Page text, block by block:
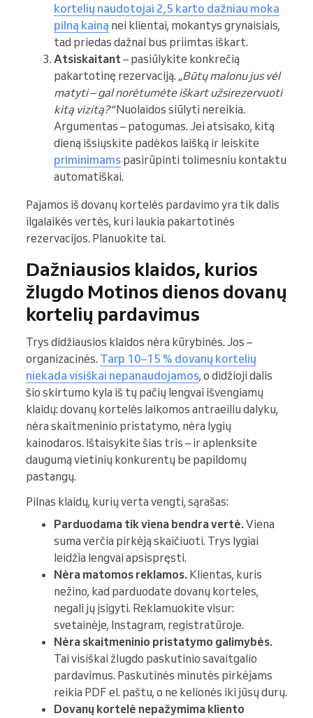
kortelių naudotojai 2,5 karto dažniau moka
pilną kainą nei klientai, mokantys grynaisiais,
tad priedas dažnai bus priimtas iškart.
Atsiskaitant– pasiūlykite konkrečią
pakartotinę rezervaciją. „Būtų malonu jus vėl
matyti – gal norėtumėte iškart užsirezervuoti
kitą vizitą?“Nuolaidos siūlyti nereikia.
Argumentas – patogumas. Jei atsisako, kitą
dieną išsiųskite padėkos laišką ir leiskite
priminimams pasirūpinti tolimesniu kontaktu
automatiškai.
Pajamos iš dovanų kortelės pardavimo yra tik dalis
ilgalaikės vertės, kuri laukia pakartotinės
rezervacijos. Planuokite tai.
Dažniausios klaidos, kurios
žlugdo Motinos dienos dovanų
kortelių pardavimus
Trys didžiausios klaidos nėra kūrybinės. Jos –
organizacinės. Tarp 10–15 % dovanų kortelių
niekada visiškai nepanaudojamos, o didžioji dalis
šio skirtumo kyla iš tų pačių lengvai išvengiamų
klaidų: dovanų kortelės laikomos antraeiliu dalyku,
nėra skaitmeninio pristatymo, nėra lygių
kainodaros. Ištaisykite šias tris – ir aplenksite
daugumą vietinių konkurentų be papildomų
pastangų.
Pilnas klaidų, kurių verta vengti, sąrašas:
Parduodama tik viena bendra vertė.Viena
suma verčia pirkėją skaičiuoti. Trys lygiai
leidžia lengvai apsispręsti.
Nėra matomos reklamos. Klientas, kuris
nežino, kad parduodate dovanų korteles,
negali jų įsigyti. Reklamuokite visur:
svetainėje, Instagram, registratūroje.
Nėra skaitmeninio pristatymo galimybės.
Tai visiškai žlugdo paskutinio savaitgalio
pardavimus. Paskutinės minutės pirkėjams
reikia PDF el. paštu, o ne kelionės iki jūsų durų.
Dovanų kortelė nepažymima kliento